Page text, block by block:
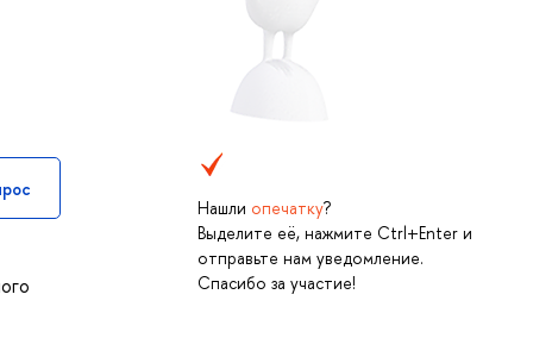
Нашли опечатку?
Выделите её, нажмите Ctrl+Enter и
отправьте нам уведомление.
Спасибо за участие!